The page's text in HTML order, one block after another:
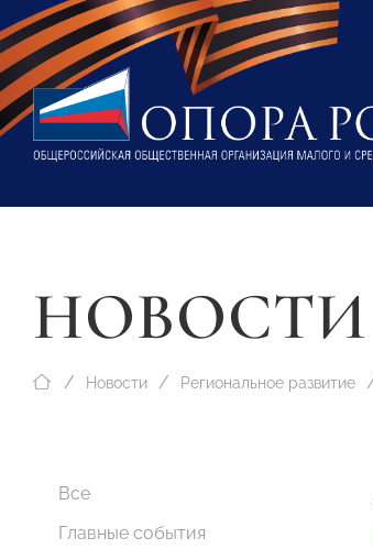
НОВОСТИ
Новости Региональное развитие
Все
Главные события